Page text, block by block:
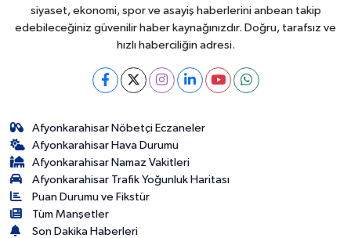
siyaset, ekonomi, spor ve asayiş haberlerini anbean takip
edebileceğiniz güvenilir haber kaynağınızdır. Doğru, tarafsız ve
hızlı haberciliğin adresi.
Afyonkarahisar Nöbetçi Eczaneler
Afyonkarahisar Hava Durumu
Afyonkarahisar Namaz Vakitleri
Afyonkarahisar Trafik Yoğunluk Haritası
Puan Durumu ve Fikstür
Tüm Manşetler
Son Dakika Haberleri